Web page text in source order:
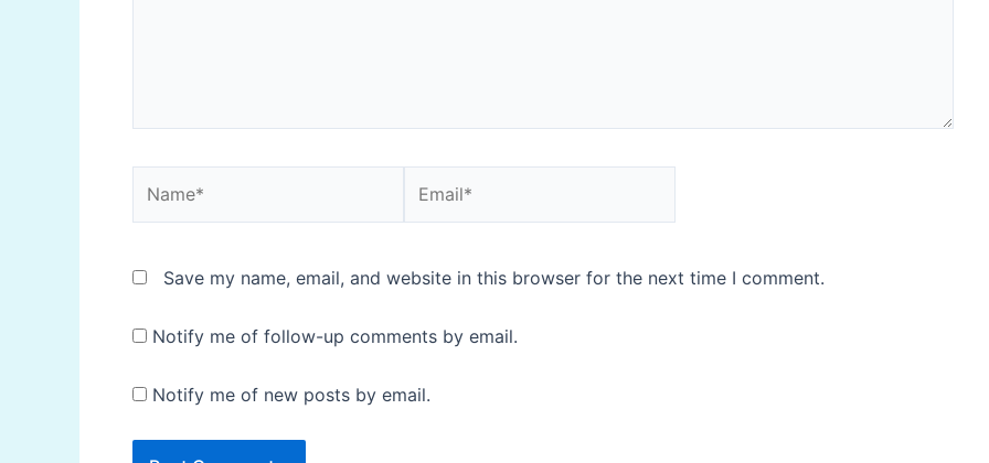
Save my name, email, and website in this browser for the next time I comment.
Notify me of follow-up comments by email.
Notify me of new posts by email.